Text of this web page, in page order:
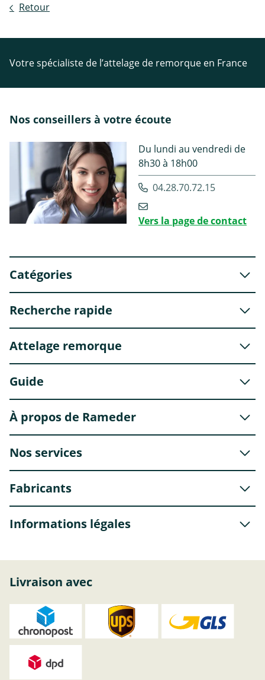
Retour
Votre spécialiste de l’attelage de remorque en France
Nos conseillers à votre écoute
Du lundi au vendredi de
8h30 à 18h00
04.28.70.72.15
Vers la page de contact
Catégories
Recherche rapide
Attelage remorque
Guide
À propos de Rameder
Nos services
Fabricants
Informations légales
Livraison avec